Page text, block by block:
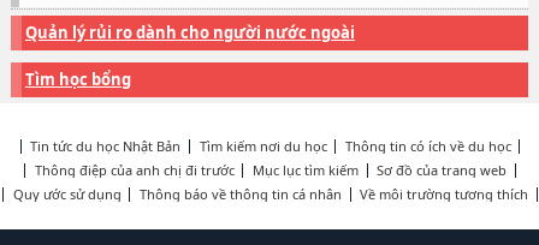
Quản lý rủi ro dành cho người nước ngoài
Tìm học bổng
Tin tức du học Nhật Bản Tìm kiếm nơi du học
Thông tin có ích về du học
Thông điệp của anh chị đi trước
Mục lục tìm kiếm
Sơ đồ của trang web
Quy ước sử dụng
Thông báo về thông tin cá nhân Về môi trường tương thích